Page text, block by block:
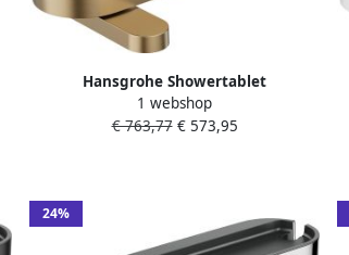
Hansgrohe Showertablet
badthermostaat 400 opbouw brushed
bronze 24340140
1 webshop
€ 763,77€ 573,95
24%